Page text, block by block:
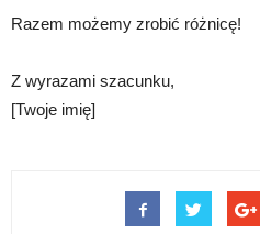
Razem możemy zrobić różnicę!
Z wyrazami szacunku,
[Twoje imię]